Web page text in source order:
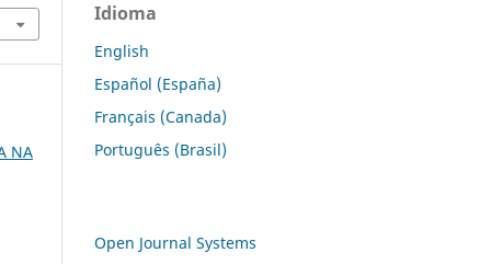
NA
Idioma
English
Español (España)
Français (Canada)
Português (Brasil)
Open Journal Systems